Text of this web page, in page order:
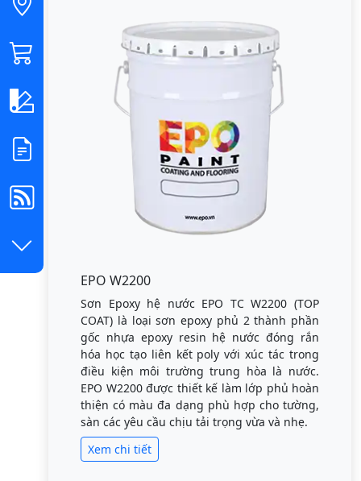
EPO W2200
Sơn Epoxy hệ nước EPO TC W2200 (TOP
COAT) là loại sơn epoxy phủ 2 thành phần
gốc nhựa epoxy resin hệ nước đóng rắn
hóa học tạo liên kết poly với xúc tác trong
điều kiện môi trường trung hòa là nước.
EPO W2200 được thiết kế làm lớp phủ hoàn
thiện có màu đa dạng phù hợp cho tường,
sàn các yêu cầu chịu tải trọng vừa và nhẹ.
Xem chi tiết